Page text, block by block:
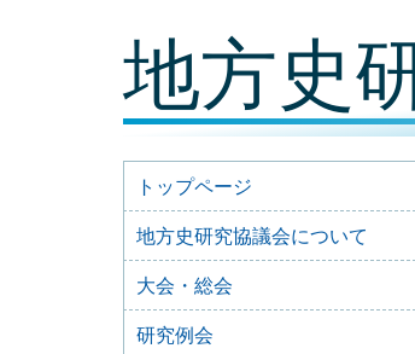
地方史
トップページ
地方史研究協議会について
大会・総会
研究例会